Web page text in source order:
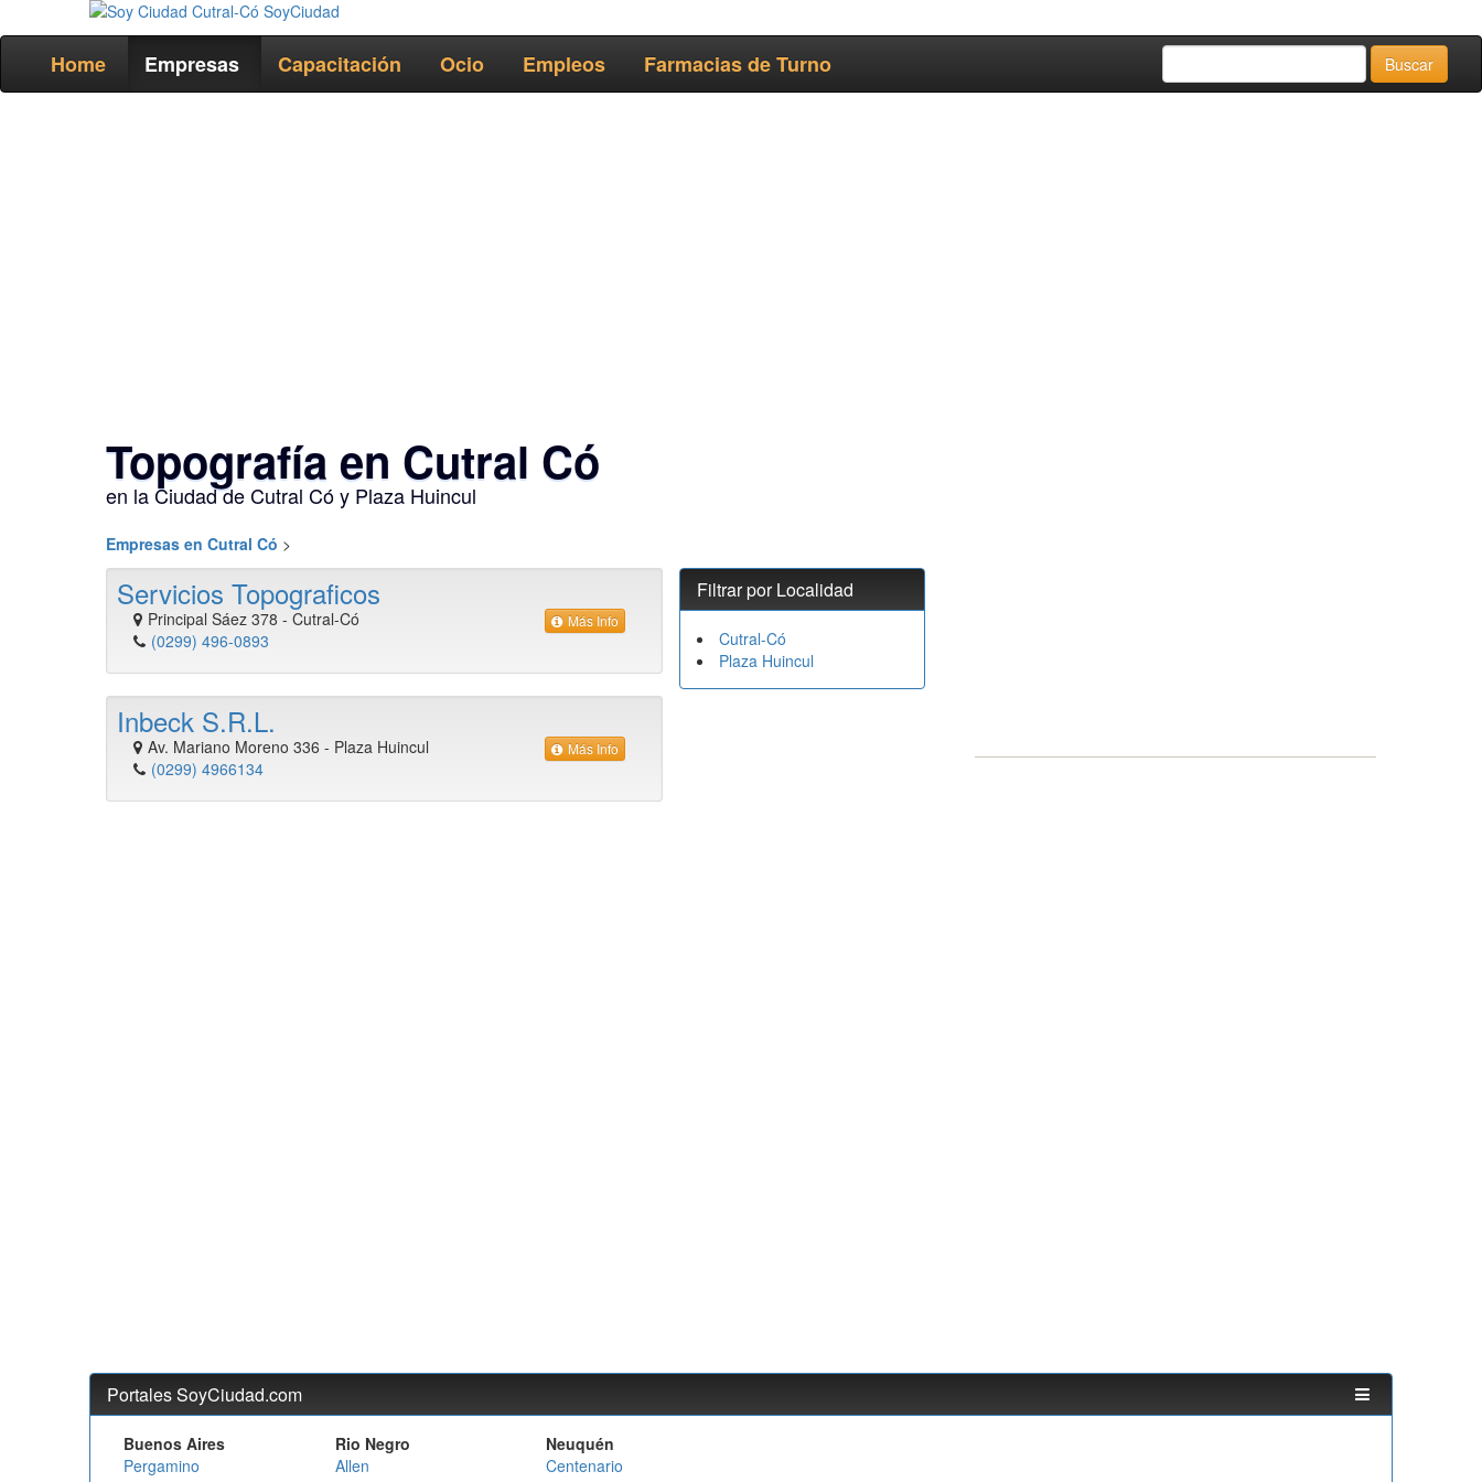
Home Empresas Capacitación Ocio Empleos Farmacias de Turno
Topografía en Cutral Có
en la Ciudad de Cutral Có y Plaza Huincul
Empresas en Cutral Có >
Servicios Topograficos
Principal Sáez 378 - Cutral-Có
(0299) 496-0893
Más Info
Inbeck S.R.L.
Av. Mariano Moreno 336 - Plaza Huincul
(0299) 4966134
Más Info
Filtrar por Localidad
Cutral-Có
Plaza Huincul
Portales SoyCiudad.com
Buenos Aires
Pergamino
Rio Negro
Allen
Neuquén
Centenario